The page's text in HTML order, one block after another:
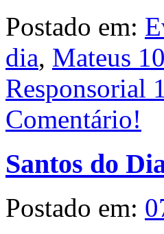
Postado em:
dia, Mateus
Responsorial
Comentário!
Santos do
Postado em: